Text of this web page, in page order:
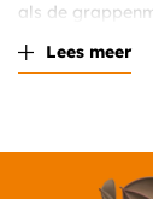
als de
kledingstukken
aan je
terwijl je er
Lees meer